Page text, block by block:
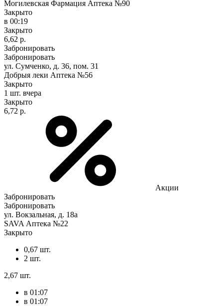
Могилевская Фармация Аптека №90
Закрыто
в 00:19
Закрыто
6,62 р.
Забронировать
Забронировать
ул. Сумченко, д. 36, пом. 31
Добрыя леки Аптека №56
Закрыто
1 шт. вчера
Закрыто
6,72 р.
Акции
Забронировать
Забронировать
ул. Вокзальная, д. 18а
SAVA Аптека №22
Закрыто
0,67 шт.
2 шт.
2,67 шт.
в 01:07
в 01:07